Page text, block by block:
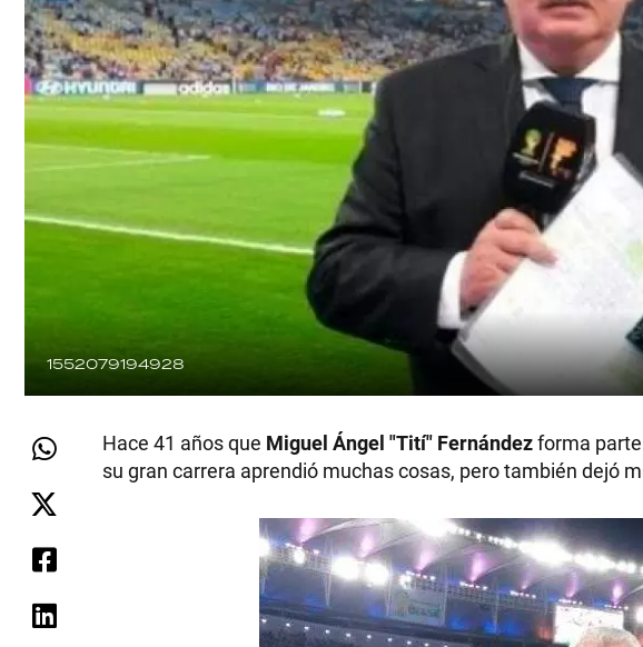
1552079194928
Hace 41 años que Miguel Ángel "Tití" Fernándezforma
su gran carrera aprendió muchas cosas, pero también dejó